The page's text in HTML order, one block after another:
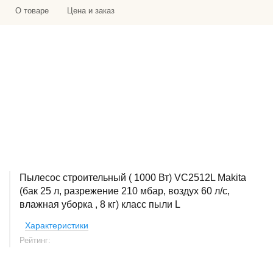
О товаре Цена и заказ
Пылесос строительный ( 1000 Вт) VC2512L Makita
(бак 25 л, разрежение 210 мбар, воздух 60 л/с,
влажная уборка , 8 кг) класс пыли L
Характеристики
Рейтинг: